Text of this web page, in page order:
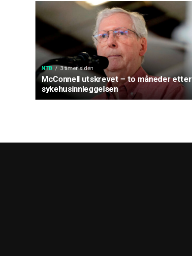
NTB 3 timer siden
McConnell utskrevet – to måneder etter
sykehusinnleggelsen